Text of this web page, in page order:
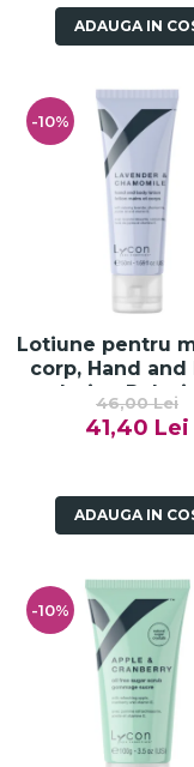
ADAUGA IN
-10%
Lotiune pentru
corp, Hand and
lotion
Lavander
Chamomile -
46,00 Lei
41,40 Lei
ADAUGA IN
-10%